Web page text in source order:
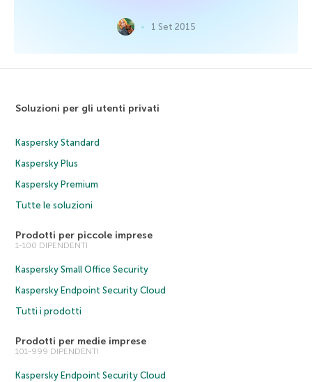
1 Set 2015
Soluzioni per gli utenti privati
Kaspersky Standard
Kaspersky Plus
Kaspersky Premium
Tutte le soluzioni
Prodotti per piccole imprese
1-100 DIPENDENTI
Kaspersky Small Office Security
Kaspersky Endpoint Security Cloud
Tutti i prodotti
Prodotti per medie imprese
101-999 DIPENDENTI
Kaspersky Endpoint Security Cloud